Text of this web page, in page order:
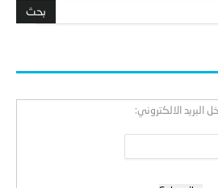
البريد الالكتروني: